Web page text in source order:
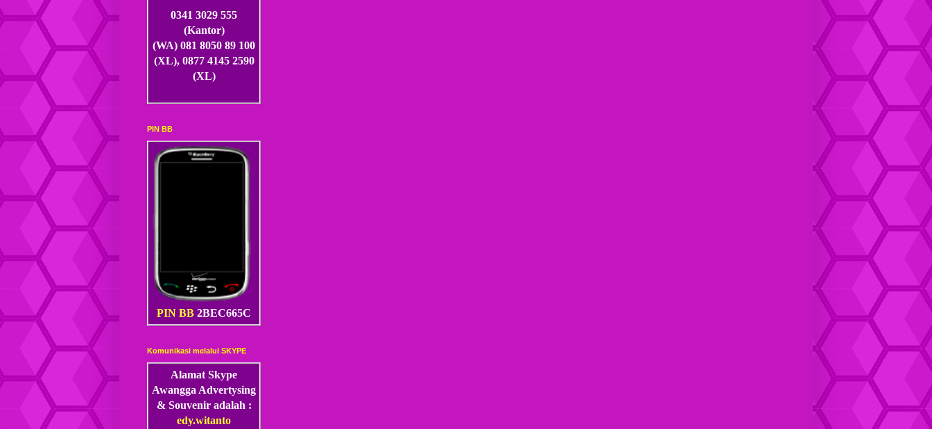
0341 3029 555
(Kantor)
(WA) 081 8050 89 100
(XL), 0877 4145 2590
(XL)
PIN BB
PIN BB 2BEC665C
Komunikasi melalui SKYPE
Alamat Skype
Awangga Advertysing
& Souvenir adalah :
edy.witanto